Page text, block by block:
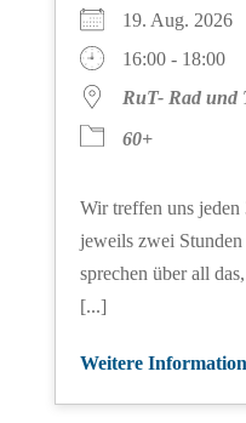
19. Aug. 2026
16:00 - 18:00
RuT- Rad und
60+
Wir treffen uns
jeweils zwei
sprechen über all
[...]
Weitere